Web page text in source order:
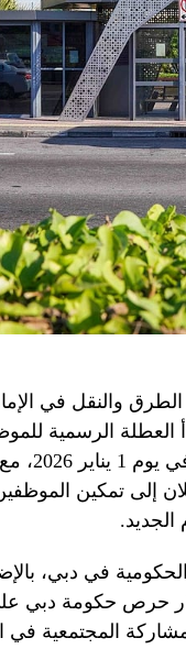
والنقل في
العطلة الرسمية
الحكوميين في
2026. يهدف هذا الإعلان إلى
الجديد.
في دبي،
حرص حكومة دبي على
المجتمعية في